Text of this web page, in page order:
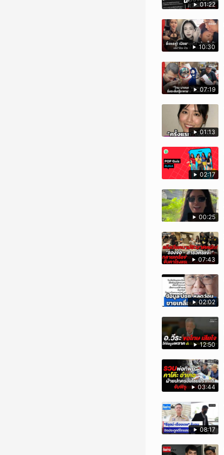
01:22
10:30
07:19
01:13
02:17
00:25
07:43
02:02
12:50
03:44
08:17